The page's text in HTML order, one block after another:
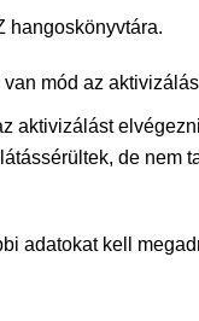
hangoskönyvtára.
mód az
aktivizálást
de nem
adatokat kell